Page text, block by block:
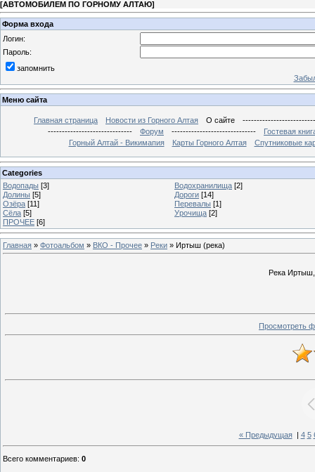
[АВТОМОБИЛЕМ ПО ГОРНОМУ АЛТАЮ]
Форма входа
Логин:
Пароль:
запомнить
Меню сайта
Главная страница Новости из Горного Алтая О сайте
------------------------------
Форум ------------------------------
Гостевая
Горный Алтай - Викимапия
Карты Горного Алтая Спутниковые
Categories
Водопады [3] Водохранилища [2]
Долины [5] Дороги [14]
Озёра [11] Перевалы [1]
Сёла [5] Урочища [2]
ПРОЧЕЕ [6]
Главная » Фотоальбом » ВКО - Прочее » Реки » Иртыш (река)
Река
Просмотреть
« Предыдущая| 4 5
Всего комментариев: 0